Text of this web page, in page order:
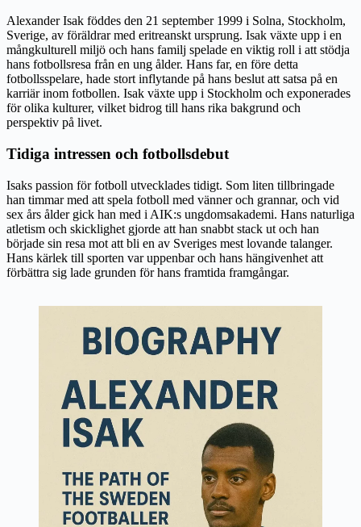
Alexander Isak föddes den 21 september 1999 i Solna, Stockholm,
Sverige, av föräldrar med eritreanskt ursprung. Isak växte upp i en
mångkulturell miljö och hans familj spelade en viktig roll i att stödja
hans fotbollsresa från en ung ålder. Hans far, en före detta
fotbollsspelare, hade stort inflytande på hans beslut att satsa på en
karriär inom fotbollen. Isak växte upp i Stockholm och exponerades
för olika kulturer, vilket bidrog till hans rika bakgrund och
perspektiv på livet.
Tidiga intressen och fotbollsdebut
Isaks passion för fotboll utvecklades tidigt. Som liten tillbringade
han timmar med att spela fotboll med vänner och grannar, och vid
sex års ålder gick han med i AIK:s ungdomsakademi. Hans naturliga
atletism och skicklighet gjorde att han snabbt stack ut och han
började sin resa mot att bli en av Sveriges mest lovande talanger.
Hans kärlek till sporten var uppenbar och hans hängivenhet att
förbättra sig lade grunden för hans framtida framgångar.